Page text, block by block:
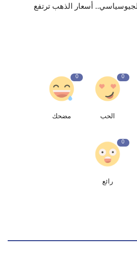
أسعار الذهب ترتفع
0
الحب
0
مضحك
0
رائع